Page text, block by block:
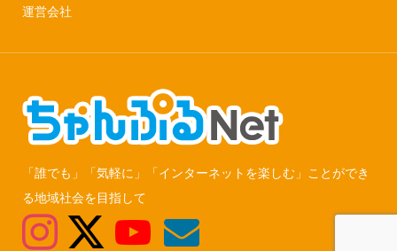
運営会社
「誰でも」「気軽に」「インターネットを楽しむ」ことができ
る地域社会を目指して